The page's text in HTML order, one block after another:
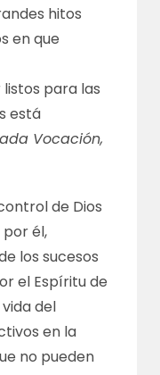
hitos
en que
para las
está
Vocación,
de Dios
por él,
los sucesos
el Espíritu de
del
en la
no pueden